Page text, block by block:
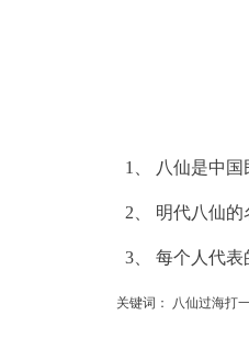
1、 八仙是中
2、 明代八仙
3、 每个人代
关键词： 八仙过海打